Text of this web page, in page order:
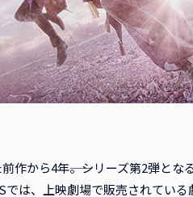
作から4年――。シリーズ第2弾と
は、上映劇場で販売されてい